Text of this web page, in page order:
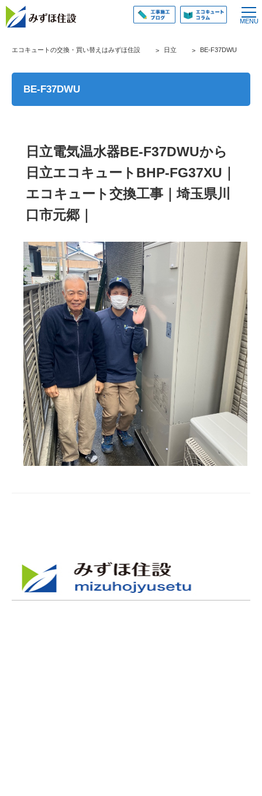
エコキュートの交換・買い替えはみずほ住設 日立 BE-F37DWU
BE-F37DWU
日立電気温水器BE-F37DWUから
日立エコキュートBHP-FG37XU｜
エコキュート交換工事｜埼玉県川
口市元郷｜